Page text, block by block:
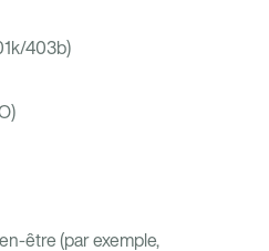
403b)
être (par exemple,